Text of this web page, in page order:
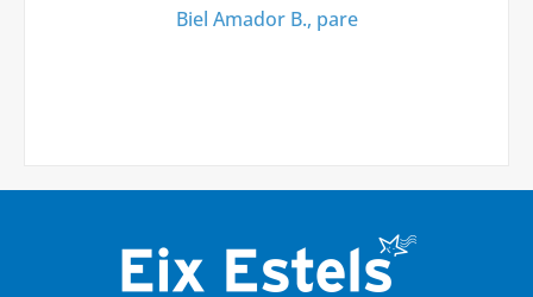
Biel Amador B., pare